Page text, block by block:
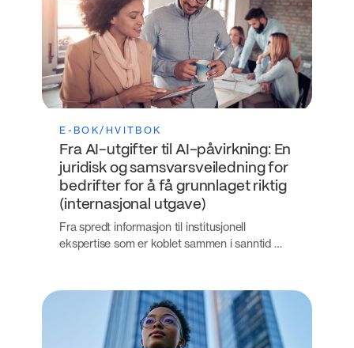
E-BOK/HVITBOK
Fra AI-utgifter til AI-påvirkning: En
juridisk og samsvarsveiledning for
bedrifter for å få grunnlaget riktig
(internasjonal utgave)
Fra spredt informasjon til institusjonell
ekspertise som er koblet sammen i sanntid …